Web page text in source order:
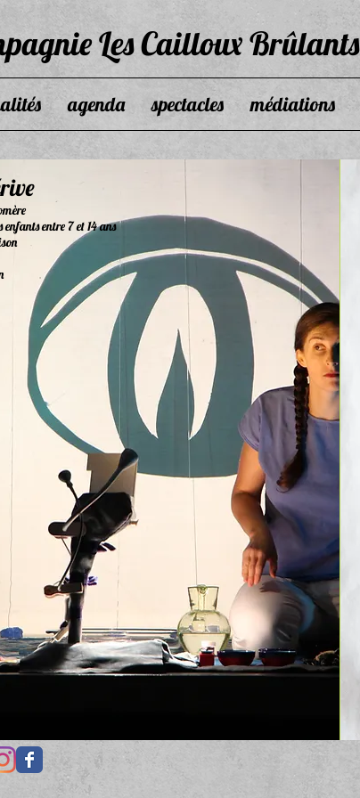
Les Cailloux Brûlants
agenda spectacles médiations
enfants entre 7 et 14 ans